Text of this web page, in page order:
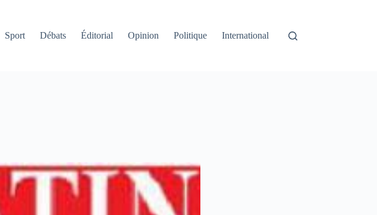
Sport Débats Éditorial Opinion Politique International